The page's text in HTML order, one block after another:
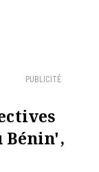
PUBLICITÉ
Bénin',